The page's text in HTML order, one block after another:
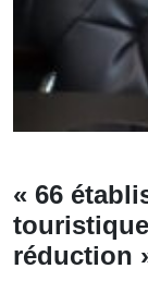
« 66
réduction